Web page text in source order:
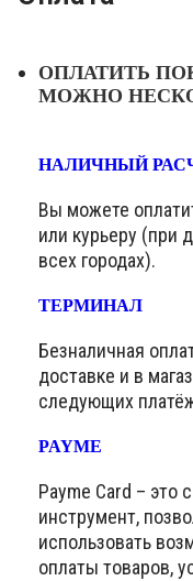
ОПЛАТИТЬ
МОЖНО
НАЛИЧНЫЙ
Вы можете
или курьеру (при
всех городах).
ТЕРМИНАЛ
Безналичная
доставке и в
следующих
PAYME
Payme Card –
инструмент,
использовать
оплаты товаров,